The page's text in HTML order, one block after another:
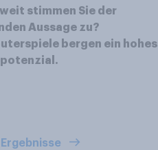
stimmen Sie der
Aussage zu?
bergen ein hohes